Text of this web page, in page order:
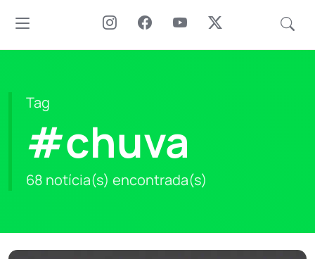
Tag
#chuva
68 notícia(s) encontrada(s)